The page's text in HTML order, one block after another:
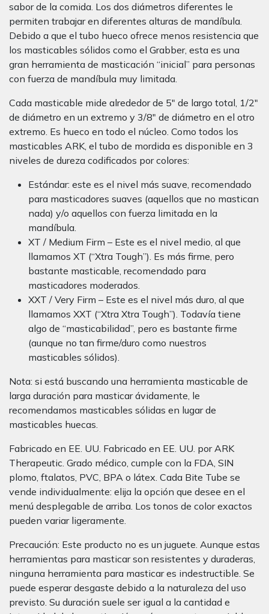
sabor de la comida. Los dos diámetros diferentes le
permiten trabajar en diferentes alturas de mandíbula.
Debido a que el tubo hueco ofrece menos resistencia que
los masticables sólidos como el Grabber, esta es una
gran herramienta de masticación “inicial” para personas
con fuerza de mandíbula muy limitada.
Cada masticable mide alrededor de 5″ de largo total, 1/2″
de diámetro en un extremo y 3/8″ de diámetro en el otro
extremo. Es hueco en todo el núcleo. Como todos los
masticables ARK, el tubo de mordida es disponible en 3
niveles de dureza codificados por colores:
Estándar: este es el nivel más suave, recomendado
para masticadores suaves (aquellos que no mastican
nada) y/o aquellos con fuerza limitada en la
mandíbula.
XT / Medium Firm – Este es el nivel medio, al que
llamamos XT (“Xtra Tough”). Es más firme, pero
bastante masticable, recomendado para
masticadores moderados.
XXT / Very Firm – Este es el nivel más duro, al que
llamamos XXT (“Xtra Xtra Tough”). Todavía tiene
algo de “masticabilidad”, pero es bastante firme
(aunque no tan firme/duro como nuestros
masticables sólidos).
Nota: si está buscando una herramienta masticable de
larga duración para masticar ávidamente, le
recomendamos masticables sólidas en lugar de
masticables huecas.
Fabricado en EE. UU. Fabricado en EE. UU. por ARK
Therapeutic. Grado médico, cumple con la FDA, SIN
plomo, ftalatos, PVC, BPA o látex. Cada Bite Tube se
vende individualmente: elija la opción que desee en el
menú desplegable de arriba. Los tonos de color exactos
pueden variar ligeramente.
Precaución: Este producto no es un juguete. Aunque estas
herramientas para masticar son resistentes y duraderas,
ninguna herramienta para masticar es indestructible. Se
puede esperar desgaste debido a la naturaleza del uso
previsto. Su duración suele ser igual a la cantidad e